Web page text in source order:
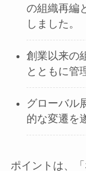
の組織再編
しました。
創業以来の
とともに管
グローバル
的な変遷を
ポイントは、